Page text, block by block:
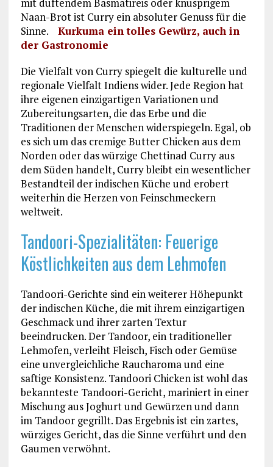
mit duftendem Basmatireis oder knusprigem
Naan-Brot ist Curry ein absoluter Genuss für die
Sinne. Kurkuma ein tolles Gewürz, auch in
der Gastronomie
Die Vielfalt von Curry spiegelt die kulturelle und
regionale Vielfalt Indiens wider. Jede Region hat
ihre eigenen einzigartigen Variationen und
Zubereitungsarten, die das Erbe und die
Traditionen der Menschen widerspiegeln. Egal, ob
es sich um das cremige Butter Chicken aus dem
Norden oder das würzige Chettinad Curry aus
dem Süden handelt, Curry bleibt ein wesentlicher
Bestandteil der indischen Küche und erobert
weiterhin die Herzen von Feinschmeckern
weltweit.
Tandoori-Spezialitäten: Feuerige
Köstlichkeiten aus dem Lehmofen
Tandoori-Gerichte sind ein weiterer Höhepunkt
der indischen Küche, die mit ihrem einzigartigen
Geschmack und ihrer zarten Textur
beeindrucken. Der Tandoor, ein traditioneller
Lehmofen, verleiht Fleisch, Fisch oder Gemüse
eine unvergleichliche Raucharoma und eine
saftige Konsistenz. Tandoori Chicken ist wohl das
bekannteste Tandoori-Gericht, mariniert in einer
Mischung aus Joghurt und Gewürzen und dann
im Tandoor gegrillt. Das Ergebnis ist ein zartes,
würziges Gericht, das die Sinne verführt und den
Gaumen verwöhnt.